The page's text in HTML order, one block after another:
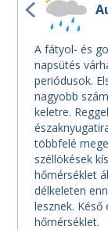
A fátyol- és
napsütés
periódusok.
nagyobb
keletre.
többfelé
széllökések
hőmérséklet
délkeleten
lesznek.
hőmérséklet.